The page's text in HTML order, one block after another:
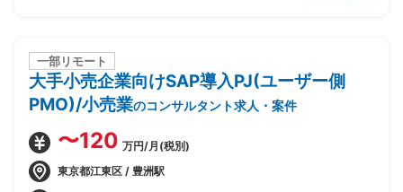
一部リモート
大手小売企業向けSAP導入PJ(ユーザー側
PMO)/小売業のコンサルタント求人・案件
〜120 万円/月(税別)
東京都江東区 / 豊洲駅